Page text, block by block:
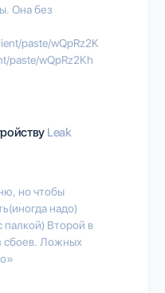
Она без
paste/wQpRz2K
paste/wQpRz2Kh
Leak
но чтобы
надо)
палкой) Второй в
сбоев. Ложных